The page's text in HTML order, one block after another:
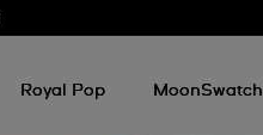
Royal Pop MoonSwatch